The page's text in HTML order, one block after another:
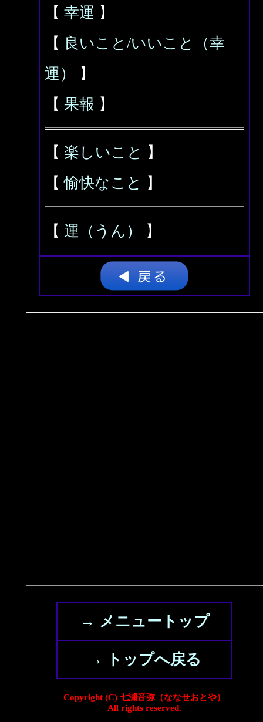
【 幸運 】
【 良いこと/いいこと（幸
運）
】
【 果報 】
【 楽しいこと
】
【愉快なこと 】
【 運（うん） 】
→ メニュートップ
→ トップへ戻る
Copyright (C) 七瀬音弥（ななせおとや）
All rights reserved.